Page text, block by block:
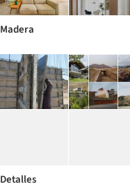
Madera
Detalles